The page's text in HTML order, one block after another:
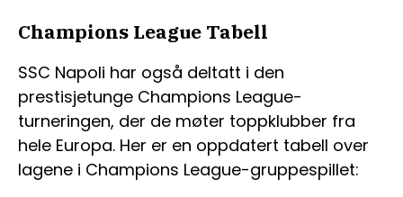
Champions League Tabell
SSC Napoli har også deltatt i den
prestisjetunge Champions League-
turneringen, der de møter toppklubber fra
hele Europa. Her er en oppdatert tabell over
lagene i Champions League-gruppespillet: